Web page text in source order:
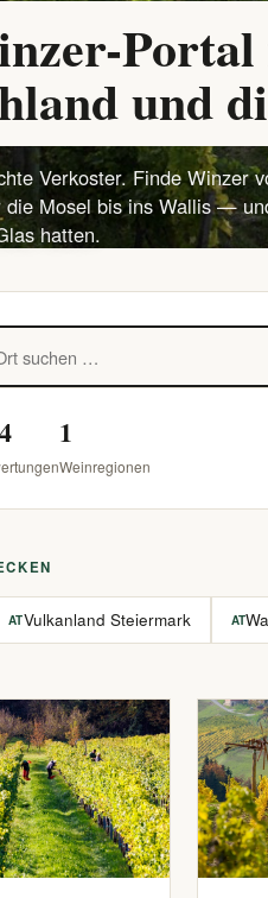
und
Verkoster. Finde Winzer
die Mosel bis ins Wallis —
hatten.
1
Weinregionen
ATVulkanland Steiermark AT